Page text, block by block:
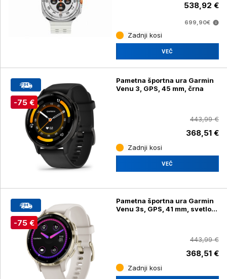
538,92 €
699,90€
Zadnji kosi
VEČ
-75 €
Pametna športna ura Garmin
Venu 3, GPS, 45 mm, črna
443,99 €
368,51 €
Zadnji kosi
VEČ
-75 €
Pametna športna ura Garmin
Venu 3s, GPS, 41 mm, svetlo
443,99 €
368,51 €
Zadnji kosi